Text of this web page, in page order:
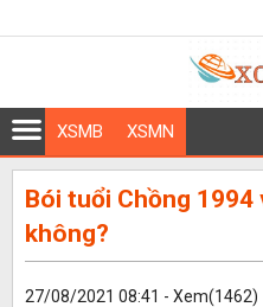
XSMB XSMN
Bói tuổi Chồng 1994
không?
27/08/2021 08:41 - Xem(1462)